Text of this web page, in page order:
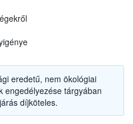
eredetű, nem ökológiai
engedélyezése tárgyában
díjköteles.